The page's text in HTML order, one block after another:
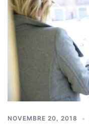
NOVEMBRE 20, 2018